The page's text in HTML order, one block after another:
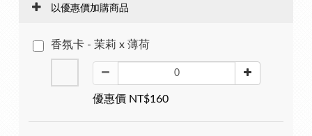
以優惠價加購商品
香氛卡 - 茉莉 x 薄荷
優惠價 NT$160